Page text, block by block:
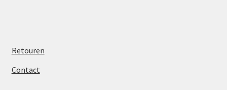
Retouren
Contact